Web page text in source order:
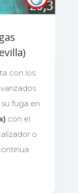
con los
fuga en
con el
o